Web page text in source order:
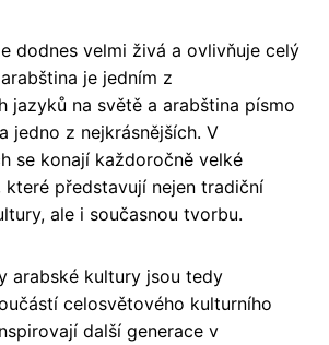
dodnes velmi živá a ovlivňuje celý
je jedním z
jazyků na světě a arabština písmo
jedno z nejkrásnějších. V
se konají každoročně velké
které představují nejen tradiční
ale i současnou tvorbu.
arabské kultury jsou tedy
celosvětového kulturního
další generace v